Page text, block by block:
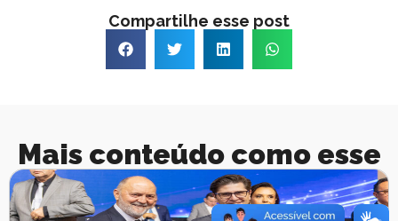
Compartilhe esse post
Mais conteúdo como esse